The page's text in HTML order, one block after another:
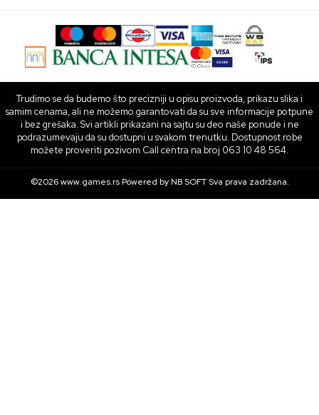
Trudimo se da budemo što precizniji u opisu proizvoda, prikazu slika i
samim cenama, ali ne možemo garantovati da su sve informacije potpune
i bez grešaka. Svi artikli prikazani na sajtu su deo naše ponude i ne
podrazumevaju da su dostupni u svakom trenutku. Dostupnost robe
možete proveriti pozivom Call centra na broj 063 10 48 564.
©2026www.games.rs Powered byNB SOFTSva prava zadržana.